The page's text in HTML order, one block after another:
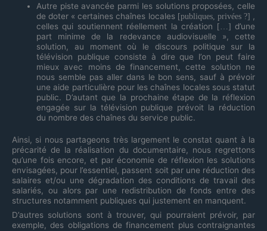
Autre piste avancée parmi les solutions proposées, celle
de doter « certaines chaînes locales [publiques, privées ?] ,
celles qui soutiennent réellement la création […] d’une
part minime de la redevance audiovisuelle », cette
solution, au moment où le discours politique sur la
télévision publique consiste à dire que l’on peut faire
mieux avec moins de financement, cette solution ne
nous semble pas aller dans le bon sens, sauf à prévoir
une aide particulière pour les chaînes locales sous statut
public. D’autant que la prochaine étape de la réflexion
engagée sur la télévision publique prévoit la réduction
du nombre des chaînes du service public.
Ainsi, si nous partageons très largement le constat quant à la
précarité de la réalisation du documentaire, nous regrettons
qu’une fois encore, et par économie de réflexion les solutions
envisagées, pour l’essentiel, passent soit par une réduction des
salaires et/ou une dégradation des conditions de travail des
salariés, ou alors par une redistribution de fonds entre des
structures notamment publiques qui justement en manquent.
D’autres solutions sont à trouver, qui pourraient prévoir, par
exemple, des obligations de financement plus contraignantes